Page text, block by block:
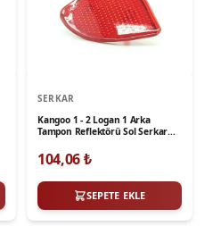
SERKAR
Kangoo 1 - 2 Logan 1 Arka
Tampon Reflektörü Sol Serkar
104,06₺
SEPETE EKLE